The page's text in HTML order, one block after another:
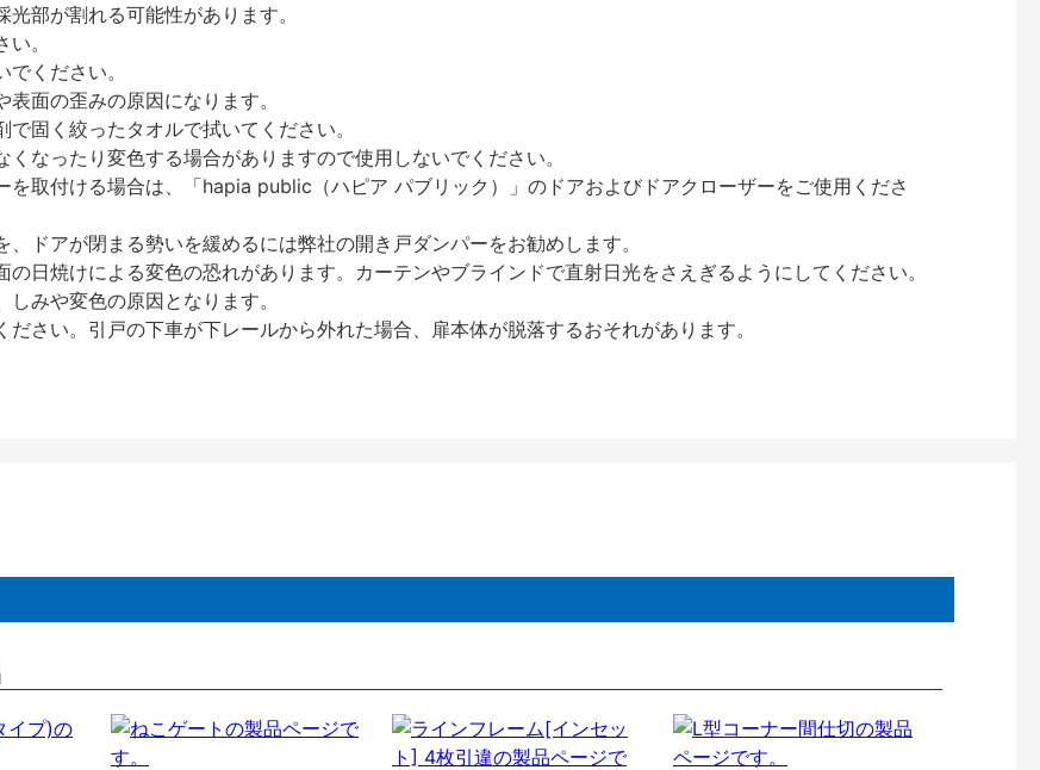
部が割れる可能性があります。
。
ください。
面の歪みの原因になります。
固く絞ったタオルで拭いてください。
なったり変色する場合がありますので使用しないでください。
取付ける場合は、「hapia public（ハピア パブリック）」のドアおよびドアクローザーをご使用くださ
ドアが閉まる勢いを緩めるには弊社の開き戸ダンパーをお勧めします。
日焼けによる変色の恐れがあります。カーテンやブラインドで直射日光をさえぎるようにしてください。
みや変色の原因となります。
さい。引戸の下車が下レールから外れた場合、扉本体が脱落するおそれがあります。